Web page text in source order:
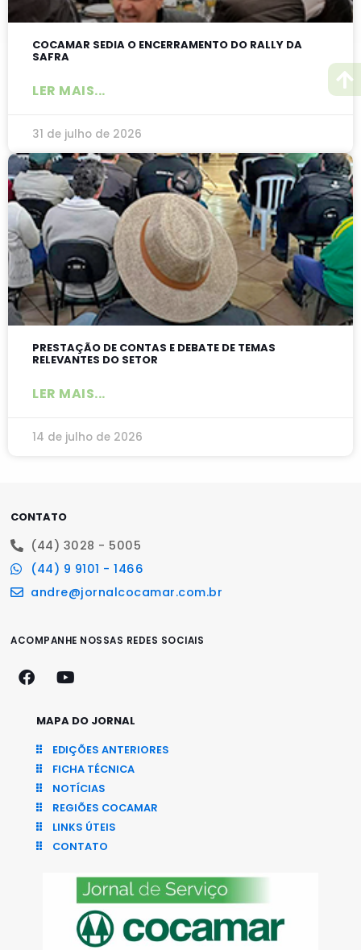
COCAMAR SEDIA O ENCERRAMENTO DO RALLY DA
SAFRA
LER MAIS...
31 de julho de 2026
PRESTAÇÃO DE CONTAS E DEBATE DE TEMAS
RELEVANTES DO SETOR
LER MAIS...
14 de julho de 2026
CONTATO
(44) 3028 - 5005
(44) 9 9101 - 1466
andre@jornalcocamar.com.br
ACOMPANHE NOSSAS REDES SOCIAIS
MAPA DO JORNAL
EDIÇÕES ANTERIORES
FICHA TÉCNICA
NOTÍCIAS
REGIÕES COCAMAR
LINKS ÚTEIS
CONTATO